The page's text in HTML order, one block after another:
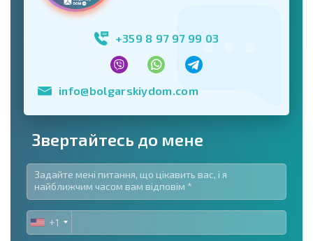
+359 8 97 97 99 03
info@bolgarskiydom.com
Звертайтесь до мене
UNITED
STATES
+1